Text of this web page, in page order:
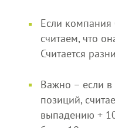
Если
считаем, что
Считается
Важно – если
позиций,
выпадению +